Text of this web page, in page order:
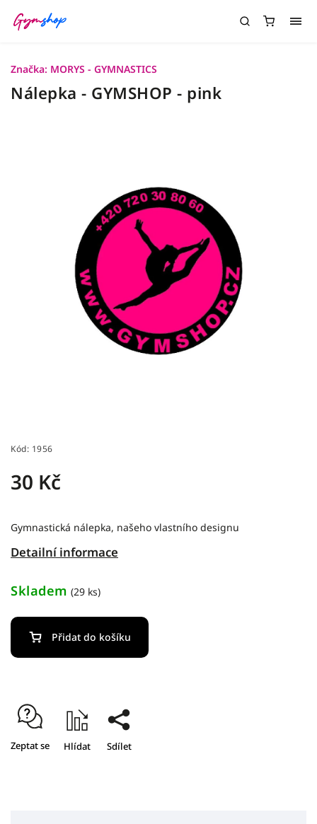
Nálepka - GYMSHOP - pink
Kód: 1956
30 Kč
Gymnastická nálepka, našeho vlastního designu
Detailní informace
Značka: MORYS - GYMNASTICS
Skladem (29 ks)
Přidat do košíku
Zeptat se Hlídat Sdílet